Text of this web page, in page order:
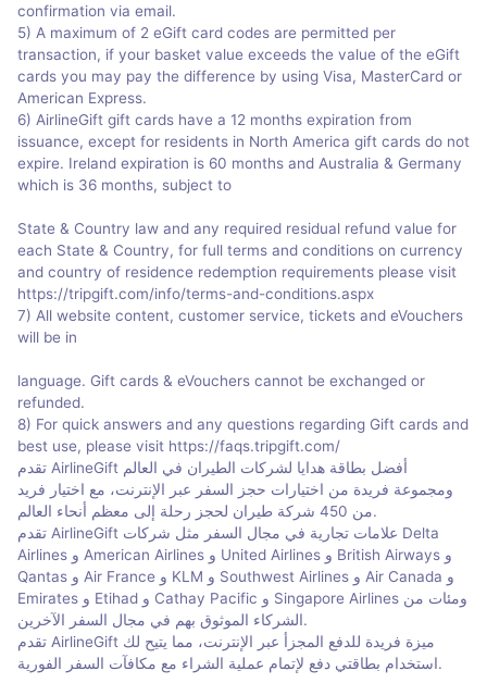
confirmation via email.
5) A maximum of 2 eGift card codes are permitted per
transaction, if your basket value exceeds the value of the eGift
cards you may pay the difference by using Visa, MasterCard or
American Express.
6) AirlineGift gift cards have a 12 months expiration from
issuance, except for residents in North America gift cards do not
expire. Ireland expiration is 60 months and Australia & Germany
which is 36 months, subject to
State & Country law and any required residual refund value for
each State & Country, for full terms and conditions on currency
and country of residence redemption requirements please visit
https://tripgift.com/info/terms-and-conditions.aspx
7) All website content, customer service, tickets and eVouchers
will be in
language. Gift cards & eVouchers cannot be exchanged or
refunded.
8) For quick answers and any questions regarding Gift cards and
best use, please visit https://faqs.tripgift.com/
تقدم AirlineGift أفضل بطاقة هدايا لشركات الطيران في العالم
ومجموعة فريدة من اختيارات حجز السفر عبر الإنترنت، مع اختيار فريد
من 450 شركة طيران لحجز رحلة إلى معظم أنحاء العالم.
تقدم AirlineGift علامات تجارية في مجال السفر مثل شركات Delta
Airlines و American Airlines و United Airlines و British Airways و
Qantas و Air France و KLM و Southwest Airlines و Air Canada و
Emirates و Etihad و Cathay Pacific و Singapore Airlines ومئات من
الشركاء الموثوق بهم في مجال السفر الآخرين.
تقدم AirlineGift ميزة فريدة للدفع المجزأ عبر الإنترنت، مما يتيح لك
استخدام بطاقتي دفع لإتمام عملية الشراء مع مكافآت السفر الفورية.